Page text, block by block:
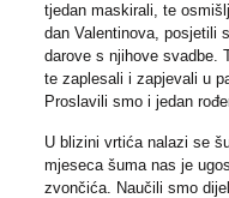
tjedan maskirali, te
dan Valentinova, posjetili
darove s njihove svadbe.
te zaplesali i zapjevali u
Proslavili smo i jedan
U blizini vrtića nalazi se
mjeseca šuma nas je
zvončića. Naučili smo